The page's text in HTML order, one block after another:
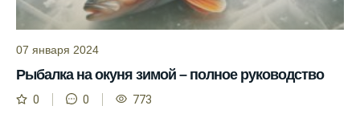
точных результатов.
успешно ловить рыбу в Московской
области.
Сегодняшний прогноз клева на реке
07 января 2024
Рыбалка на окуня зимой – полное руководство
0 0 773